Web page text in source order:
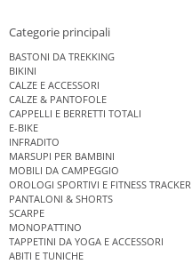
Categorie principali
BASTONI DA TREKKING
BIKINI
CALZE E ACCESSORI
CALZE & PANTOFOLE
CAPPELLI E BERRETTI TOTALI
E-BIKE
INFRADITO
MARSUPI PER BAMBINI
MOBILI DA CAMPEGGIO
OROLOGI SPORTIVI E FITNESS TRACKER
PANTALONI & SHORTS
SCARPE
MONOPATTINO
TAPPETINI DA YOGA E ACCESSORI
ABITI E TUNICHE